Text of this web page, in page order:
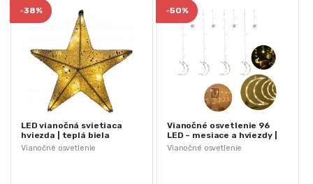
Vianočné osvetlenie
-38%
LED vianočná svietiaca
hviezda | teplá biela
Vianočné osvetlenie
-50%
Vianočné osvetlenie 96
LED – mesiace a hviezdy |
teplá biela